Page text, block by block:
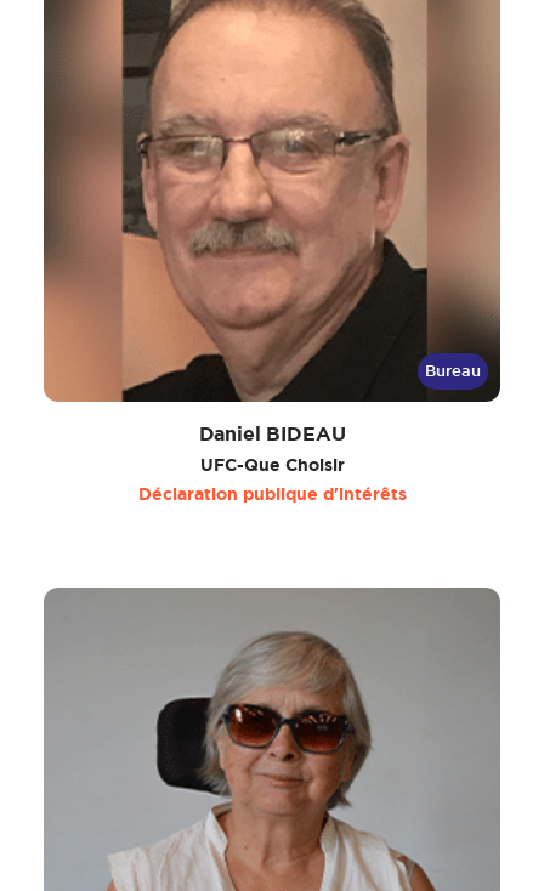
Bureau
Daniel BIDEAU
UFC-Que Choisir
Déclaration publique d'intérêts